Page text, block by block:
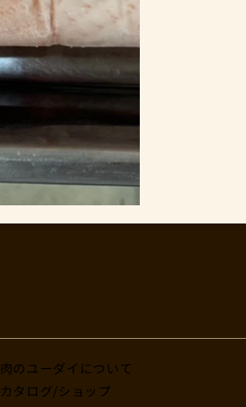
肉のユーダイについて
カタログ/ショップ